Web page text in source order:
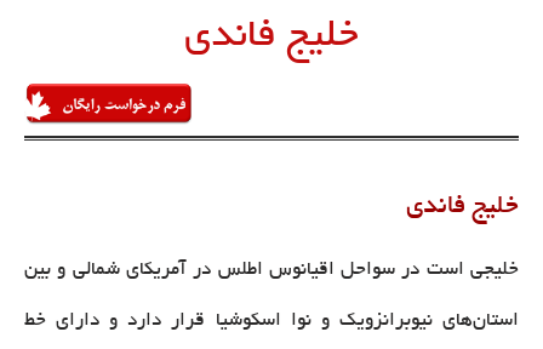
خلیج فاندی
خلیج فاندی
خلیجی است در سواحل اقیانوس اطلس در آمریکای شمالی و بین
استان‌های نیوبرانزویک و نوا اسکوشیا قرار دارد و دارای خط